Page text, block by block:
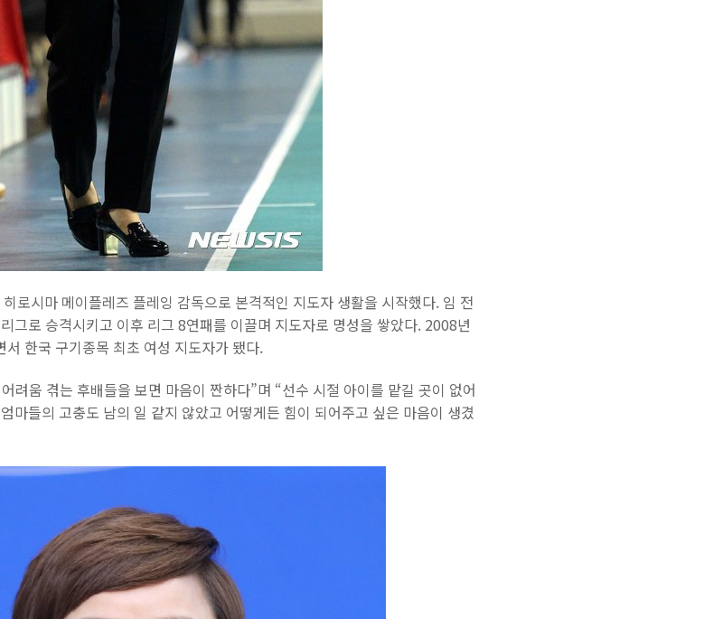
로시마 메이플레즈 플레잉 감독으로 본격적인 지도자 생활을 시작했다. 임 전
그로 승격시키고 이후 리그 8연패를 이끌며 지도자로 명성을 쌓았다. 2008년
한국 구기종목 최초 여성 지도자가 됐다.
려움 겪는 후배들을 보면 마음이 짠하다”며 “선수 시절 아이를 맡길 곳이 없어
마들의 고충도 남의 일 같지 않았고 어떻게든 힘이 되어주고 싶은 마음이 생겼